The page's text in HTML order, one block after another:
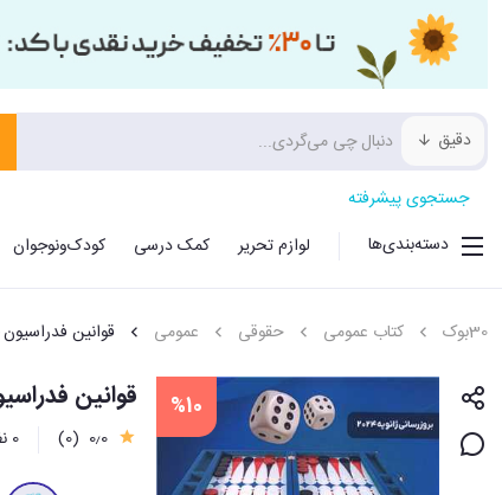
دقیق
جستجوی پیشرفته
دسته‌بندی‌ها
لوازم تحریر کمک درسی کودک‌ونوجوان
30بوک کتاب عمومی حقوقی عمومی قوانین
%10 قوانین
0٫0 (0) 0 نظر